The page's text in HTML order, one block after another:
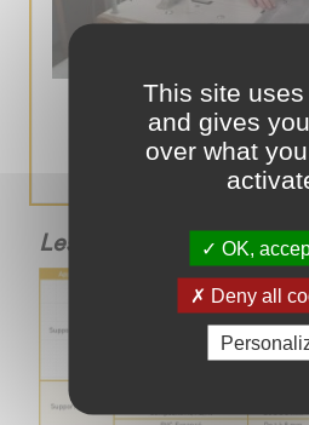
Triple
Couture simple
Les matières :
This site
and gives
over what
OK,
Deny all